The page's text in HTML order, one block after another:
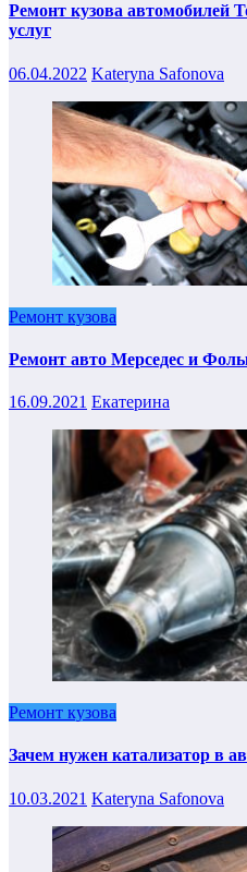
Ремонт кузова автомобилей
услуг
06.04.2022 Kateryna Safonova
Ремонт кузова
Ремонт авто Мерседес и
16.09.2021 Екатерина
Ремонт кузова
Зачем нужен катализатор в
10.03.2021 Kateryna Safonova